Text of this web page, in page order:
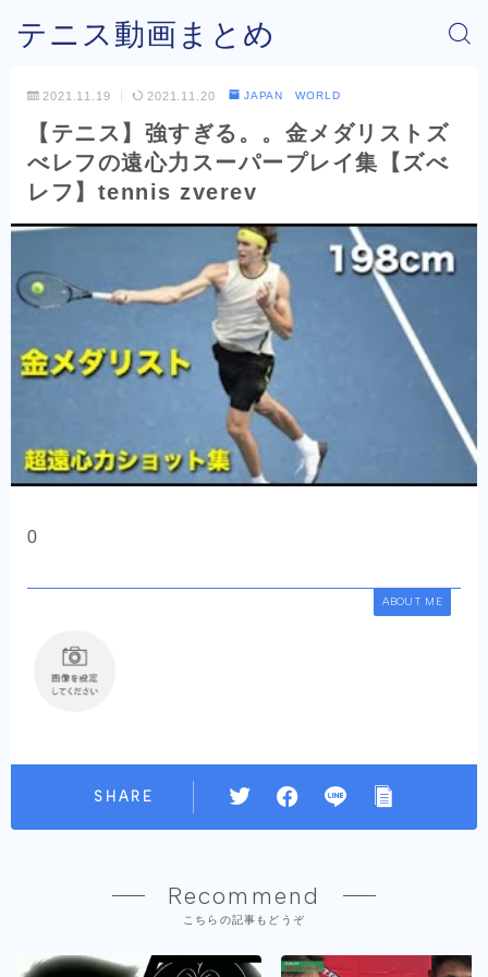
テニス動画まとめ
2021.11.19 2021.11.20 JAPAN WORLD
【テニス】強すぎる。。金メダリストズ
べレフの遠心力スーパープレイ集【ズべ
レフ】tennis zverev
0
ABOUT ME
SHARE
Recommend
こちらの記事もどうぞ